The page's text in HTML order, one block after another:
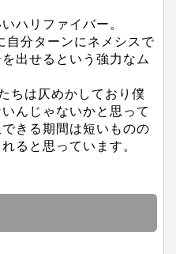
ハリファイバー。
分ターンにネメシスで
出せるという強力なム
ちは仄めかしており僕
んじゃないかと思って
きる期間は短いものの
ると思っています。